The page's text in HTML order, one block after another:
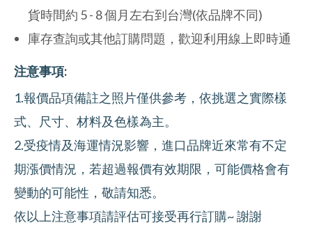
貨時間約 5 - 8 個月左右到台灣(依品牌不同)
庫存查詢或其他訂購問題，歡迎利用線上即時通
注意事項:
1.報價品項備註之照片僅供參考，依挑選之實際樣
式、尺寸、材料及色樣為主。
2.受疫情及海運情況影響，進口品牌近來常有不定
期漲價情況，若超過報價有效期限，可能價格會有
變動的可能性，敬請知悉。
依以上注意事項請評估可接受再行訂購~ 謝謝